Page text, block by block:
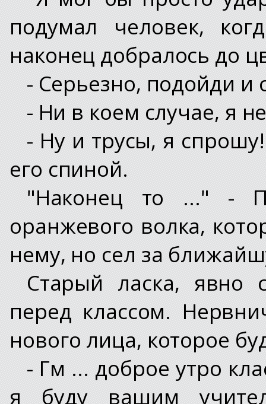
подумал человек,
наконец добралось до
- Серьезно, подойди и
- Ни в коем случае, я
- Ну и трусы, я
его спиной.
"Наконец то ..." -
оранжевого волка,
нему, но сел за
Старый ласка, явно
перед классом.
нового лица, которое
- Гм ... доброе утро
я буду вашим